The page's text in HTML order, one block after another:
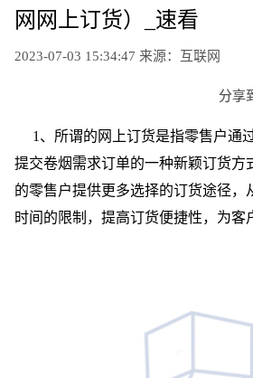
网网上订货）_速看
2023-07-03 15:34:47 来源：互联网
分享
1、所谓的网上订货是指零售户通
提交卷烟需求订单的一种新颖订货方
的零售户提供更多选择的订货途径，
时间的限制，提高订货便捷性，为客